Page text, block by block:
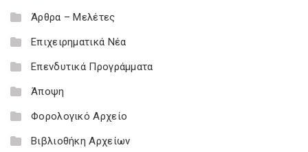
Άρθρα – Μελέτες
Επιχειρηματικά Νέα
Επενδυτικά Προγράμματα
Άποψη
Φορολογικό Αρχείο
Βιβλιοθήκη Αρχείων